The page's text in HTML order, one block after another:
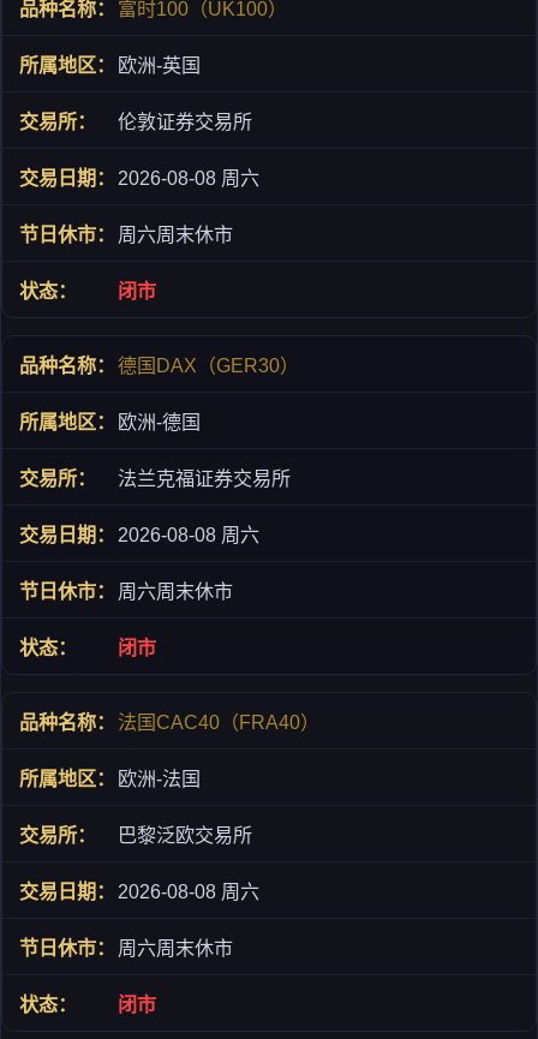
富时100（UK100）
欧洲-英国
伦敦证券交易所
2026-08-08 周六
周六周末休市
闭市
德国DAX（GER30）
欧洲-德国
法兰克福证券交易所
2026-08-08 周六
周六周末休市
闭市
法国CAC40（FRA40）
欧洲-法国
巴黎泛欧交易所
2026-08-08 周六
周六周末休市
闭市